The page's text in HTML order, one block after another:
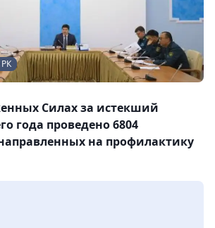
Силах за истекший
года проведено 6804
на профилактику